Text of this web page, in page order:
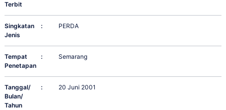
Terbit
Singkatan
Jenis
: PERDA
Tempat
Penetapan
: Semarang
Tanggal/
Bulan/
Tahun
: 20 Juni 2001